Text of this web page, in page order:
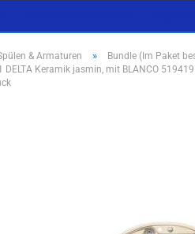
& Armaturen » Bundle (Im Paket
DELTA Keramik jasmin, mit BLANCO